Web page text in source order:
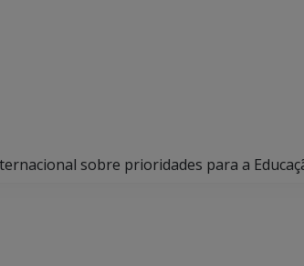
sobre prioridades para a